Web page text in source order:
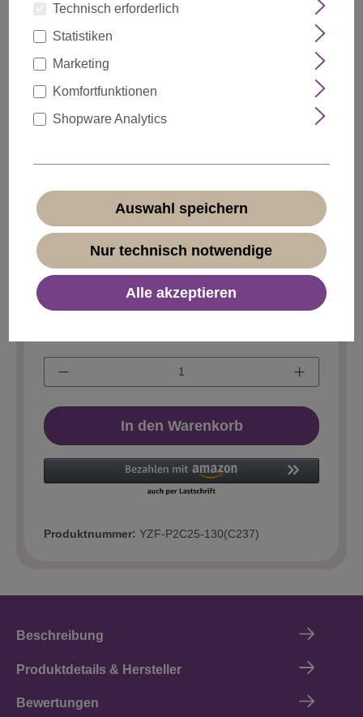
Farbeauswählen
ab5 5% 2,84 €*
ab20 20% 2,39 €*
2,99 €*
* Preise inkl. MwSt. zzgl.Versandkosten
Sofort verfügbar, Lieferzeit 1-3 Tage
In den Warenkorb
Produktnummer: YZF-P2C25-130(C237)
Beschreibung
Produktdetails & Hersteller
Bewertungen
Technisch erforderlich
Statistiken
Marketing
Komfortfunktionen
Shopware Analytics
Auswahl speichern
Nur technisch notwendige
Alle akzeptieren